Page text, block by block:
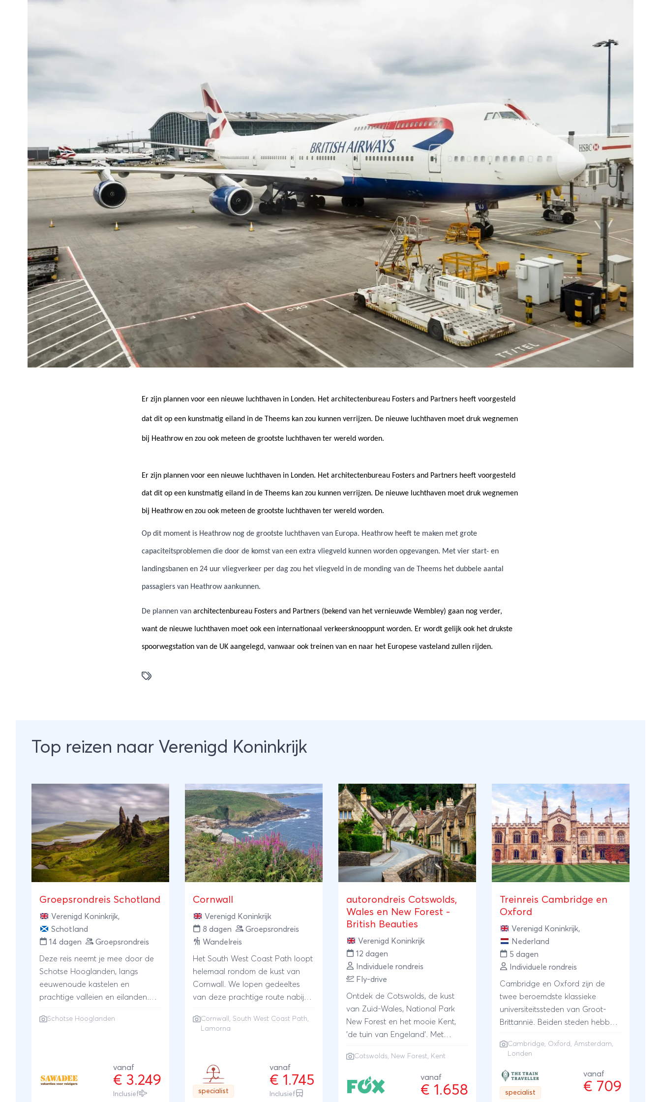
Er zijn plannen voor een nieuwe luchthaven in Londen. Het architectenbureau Fosters and Partners heeft voorgesteld
dat dit op een kunstmatig eiland in de Theems kan zou kunnen verrijzen. De nieuwe luchthaven moet druk wegnemen
bij Heathrow en zou ook meteen de grootste luchthaven ter wereld worden.
Er zijn plannen voor een nieuwe luchthaven in Londen. Het architectenbureau Fosters and Partners heeft voorgesteld
dat dit op een kunstmatig eiland in de Theems kan zou kunnen verrijzen. De nieuwe luchthaven moet druk wegnemen
bij Heathrow en zou ook meteen de grootste luchthaven ter wereld worden.
Op dit moment is Heathrow nog de grootste luchthaven van Europa. Heathrow heeft te maken met grote
capaciteitsproblemen die door de komst van een extra vliegveld kunnen worden opgevangen. Met vier start- en
landingsbanen en 24 uur vliegverkeer per dag zou het vliegveld in de monding van de Theems het dubbele aantal
passagiers van Heathrow aankunnen.
De plannen van architectenbureau Fosters and Partners (bekend van het vernieuwde Wembley) gaan nog verder,
want de nieuwe luchthaven moet ook een internationaal verkeersknooppunt worden. Er wordt gelijk ook het drukste
spoorwegstation van de UK aangelegd, vanwaar ook treinen van en naar het Europese vasteland zullen rijden.
Top reizen naar Verenigd Koninkrijk
Groepsrondreis Schotland
Verenigd Koninkrijk,
Schotland
14 dagen
Groepsrondreis
Deze reis neemt je mee door de
Schotse Hooglanden, langs
eeuwenoude kastelen en
prachtige valleien en eilanden.
geschiedenis van Schotland
Schotten. Drink tijdens het verblijf
in kleine Schotse dorpjes, samen
Schotse Hooglanden
vanaf
€ 3.249
Inclusief
Cornwall
Verenigd Koninkrijk
8 dagen
Groepsrondreis
Wandelreis
Het South West Coast Path loopt
helemaal rondom de kust van
Cornwall. We lopen gedeeltes
van deze prachtige route nabij
in in een sfeervol
Tijdens deze 8-daagse groepsreis
maken we 6 mooie
kustwandelingen in de regio
Cornwall, South West Coast Path,
Lamorna
specialist
vanaf
€ 1.745
Inclusief
autorondreis Cotswolds,
Wales en New Forest -
British Beauties
Verenigd Koninkrijk
12 dagen
Individuele rondreis
Fly-drive
Ontdek de Cotswolds, de kust
van Zuid-Wales, National Park
New Forest en het mooie Kent,
'de tuin van Engeland'. Met
mooie locaties.
Cotswolds, New Forest, Kent
vanaf
€ 1.658
Treinreis Cambridge en
Oxford
Verenigd Koninkrijk,
Nederland
5 dagen
Individuele rondreis
Cambridge en Oxford zijn de
twee beroemdste klassieke
universiteitssteden van Groot-
Brittannië. Beiden steden hebben
universiteit waar grote namen
hebben gegeven. Een kleine
greep uit deze namen: Isaac
Newton, Charles Darwin, Adam
Cambridge, Oxford, Amsterdam,
Londen
specialist
vanaf
€ 709